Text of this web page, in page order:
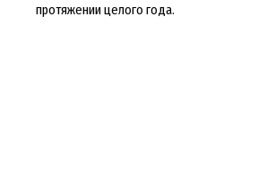
протяжении целого года.